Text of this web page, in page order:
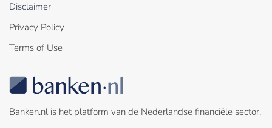
Disclaimer
Privacy Policy
Terms of Use
Banken.nl is het platform van de Nederlandse financiële sector.